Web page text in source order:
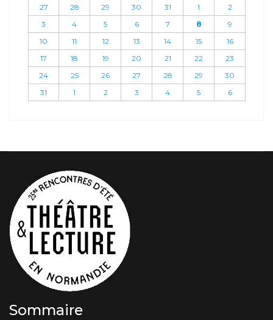
27
28 29 30 31 1
2
3
4 5 6 7 8
9
10
11 12 13 14 15
16
17
18 19 20 21 22
23
24
25 26 27 28 29
30
31
1 2 3 4 5 6
Sommaire